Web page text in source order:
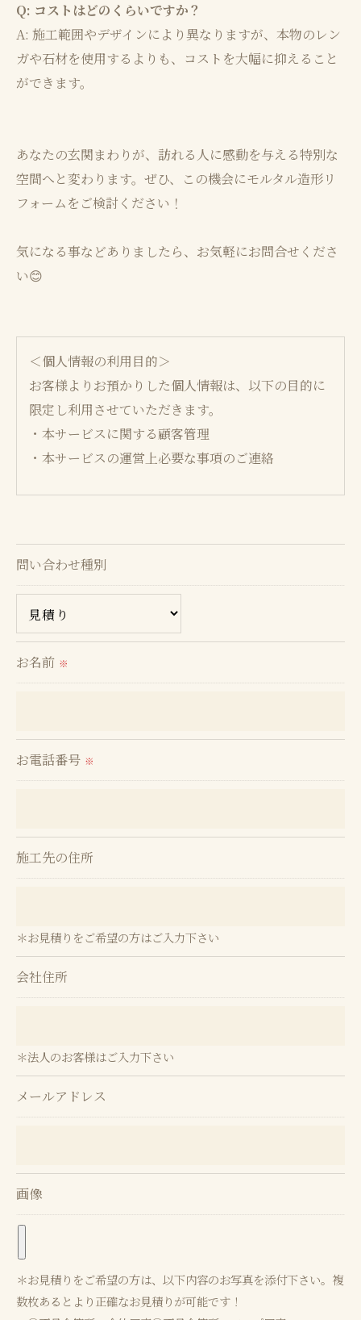
Q: コストはどのくらいですか？
A: 施工範囲やデザインにより異なりますが、本物のレン
ガや石材を使用するよりも、コストを大幅に抑えること
ができます。
あなたの玄関まわりが、訪れる人に感動を与える特別な
空間へと変わります。ぜひ、この機会にモルタル造形リ
フォームをご検討ください！
気になる事などありましたら、お気軽にお問合せくださ
い😊
＜個人情報の利用目的＞
お客様よりお預かりした個人情報は、以下の目的に
限定し利用させていただきます。
・本サービスに関する顧客管理
・本サービスの運営上必要な事項のご連絡
られた場合を除き、
＜個人情報の委託について＞
のサービスをご提供できない場合がございますので
予めご了承ください。
当社では、お客様の個人情報の開示･訂正･削除・利
用停止の手続を定めさせて頂いております。
きにつきましては、お電話でお問合せ下さい。
問い合わせ種別
お名前 ※
お電話番号 ※
施工先の住所
＊お見積りをご希望の方はご入力下さい
会社住所
＊法人のお客様はご入力下さい
メールアドレス
画像
＊お見積りをご希望の方は、以下内容のお写真を添付下さい。複
数枚あるとより正確なお見積りが可能です！